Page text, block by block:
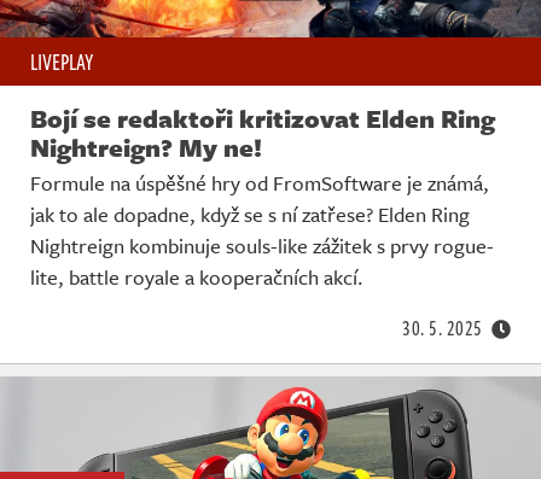
LIVEPLAY
Bojí se redaktoři kritizovat Elden Ring
Nightreign? My ne!
Formule na úspěšné hry od FromSoftware je známá,
jak to ale dopadne, když se s ní zatřese? Elden Ring
Nightreign kombinuje souls-like zážitek s prvy rogue-
lite, battle royale a kooperačních akcí.
30. 5. 2025